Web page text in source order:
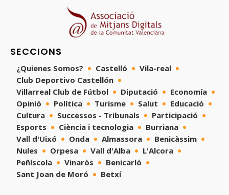
SECCIONS
¿Quienes Somos? Castelló
Vila-real
Club Deportivo Castellón
Villarreal Club de Fútbol
Diputació
Economía
Opinió
Política Turisme Salut
Educació
Cultura
Successos - Tribunals
Participació
Esports
Ciència i tecnologia
Burriana
Vall d'Uixó
Onda Almassora
Benicàssim
Nules
Orpesa Vall d'Alba
L'Alcora
Peñíscola
Vinaròs
Benicarló
Sant Joan de Moró
Betxí